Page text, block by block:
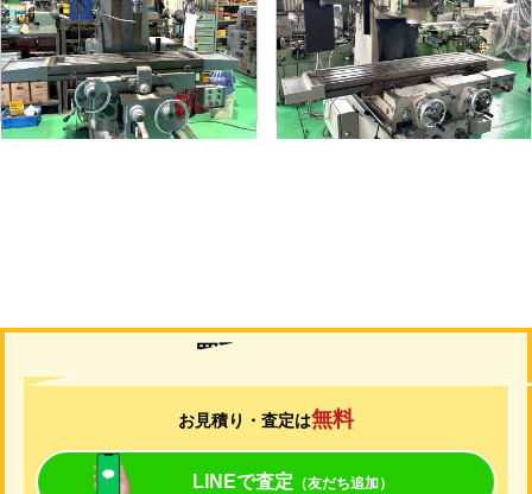
メーカー 静岡
形 式VHR-A
年 式1989
メーカー 山崎技研
形 式YZ-75
年 式1992
買取について
お見積り・査定は無料
LINEで査定 （友だち追加）